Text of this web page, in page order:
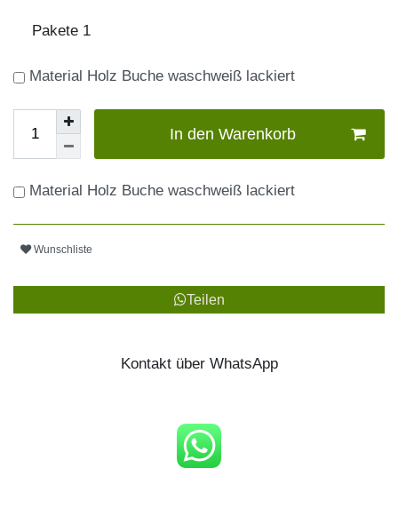
Pakete 1
Material Holz Buche waschweiß lackiert
In den Warenkorb
Material Holz Buche waschweiß lackiert
Wunschliste
Teilen
Kontakt über WhatsApp